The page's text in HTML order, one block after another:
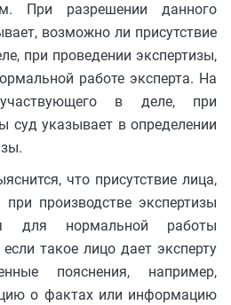
При разрешении данного
возможно ли присутствие
при проведении экспертизы,
работе эксперта. На
в деле, при
суд указывает в определении
что присутствие лица,
производстве экспертизы
для нормальной работы
такое лицо дает эксперту
пояснения, например,
о фактах или информацию